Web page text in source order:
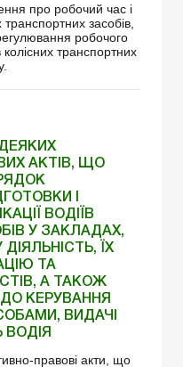
про робочий час і
транспортних засобів,
робочого
колісних транспортних
АКТІВ, ЩО
І
ВОДІЇВ
У ЗАКЛАДАХ,
ЇХ
ТА
А ТАКОЖ
КЕРУВАННЯ
ВИДАЧІ
ВОДІЯ
правові акти, що